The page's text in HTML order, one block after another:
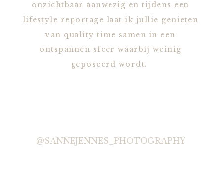
onzichtbaar aanwezig en tijdens een
lifestyle reportage laat ik jullie genieten
van quality time samen in een
ontspannen sfeer waarbij weinig
geposeerd wordt.
@SANNEJENNES_PHOTOGRAPHY